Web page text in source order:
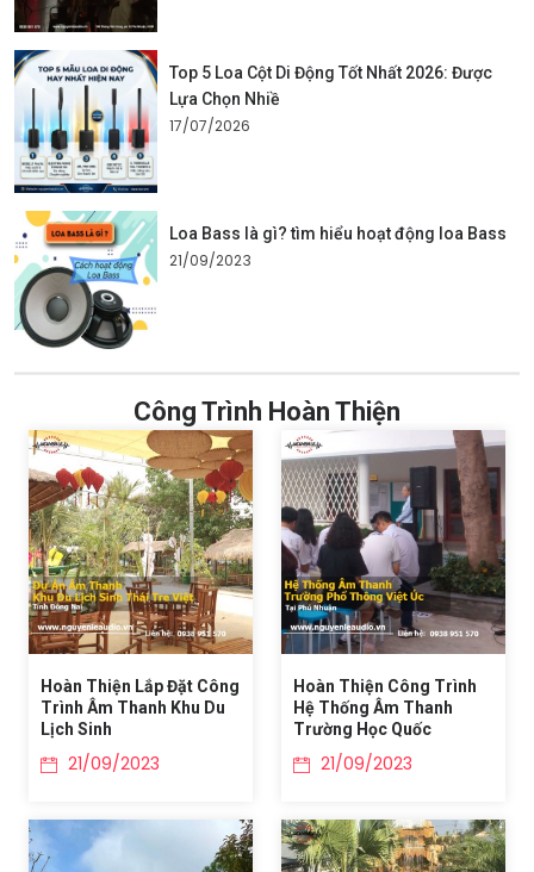
Top 5 Loa Cột Di Động Tốt Nhất 2026: Được
Lựa Chọn Nhiề
17/07/2026
Loa Bass là gì? tìm hiểu hoạt động loa Bass
21/09/2023
Công Trình Hoàn Thiện
Hoàn Thiện Lắp Đặt Công
Trình Âm Thanh Khu Du
Lịch Sinh
21/09/2023
Hoàn Thiện Công Trình
Hệ Thống Âm Thanh
Trường Học Quốc
21/09/2023